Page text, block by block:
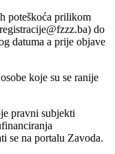
poteškoća prilikom
do
datuma a prije objave
koje su se ranije
pravni subjekti
se na portalu Zavoda.